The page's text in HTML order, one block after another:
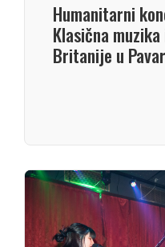
Humanitarni
Klasična
Britanije u